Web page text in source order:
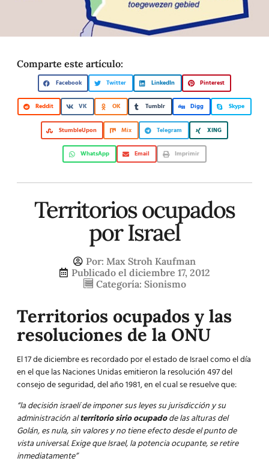
Comparte este artículo:
Facebook Twitter LinkedIn Pinterest
Reddit VK OK Tumblr Digg Skype
StumbleUpon Mix Telegram XING
WhatsApp Email Imprimir
Territorios ocupados
por Israel
Por: Max Stroh Kaufman
Publicado el diciembre 17, 2012
Categoría: Sionismo
Territorios ocupados y las
resoluciones de la ONU
El 17 de diciembre es recordado por el estado de Israel como el día
en el que las Naciones Unidas emitieron la resolución 497 del
consejo de seguridad, del año 1981, en el cual se resuelve que:
“la decisión israelí de imponer sus leyes su jurisdicción y su
administración alterritorio sirio ocupadode las alturas del
Golán, es nula, sin valores y no tiene efecto desde el punto de
vista universal. Exige que Israel, la potencia ocupante, se retire
inmediatamente”